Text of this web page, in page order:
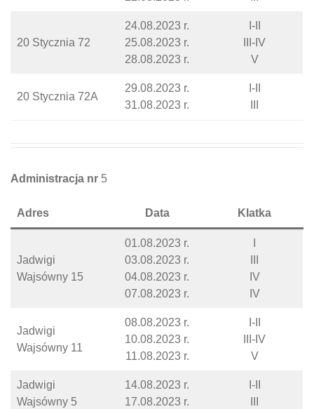
20 Stycznia 72
24.08.2023 r.
25.08.2023 r.
28.08.2023 r.
I-II
III-IV
V
20 Stycznia 72A
29.08.2023 r.
31.08.2023 r.
I-II
Administracja nr 5
Adres Data Klatka
Jadwigi
Wajsówny 15
01.08.2023 r.
03.08.2023 r.
04.08.2023 r.
07.08.2023 r.
IV
IV
Jadwigi
Wajsówny 11
08.08.2023 r.
10.08.2023 r.
11.08.2023 r.
I-II
III-IV
V
Jadwigi
Wajsówny 5
14.08.2023 r.
17.08.2023 r.
I-II